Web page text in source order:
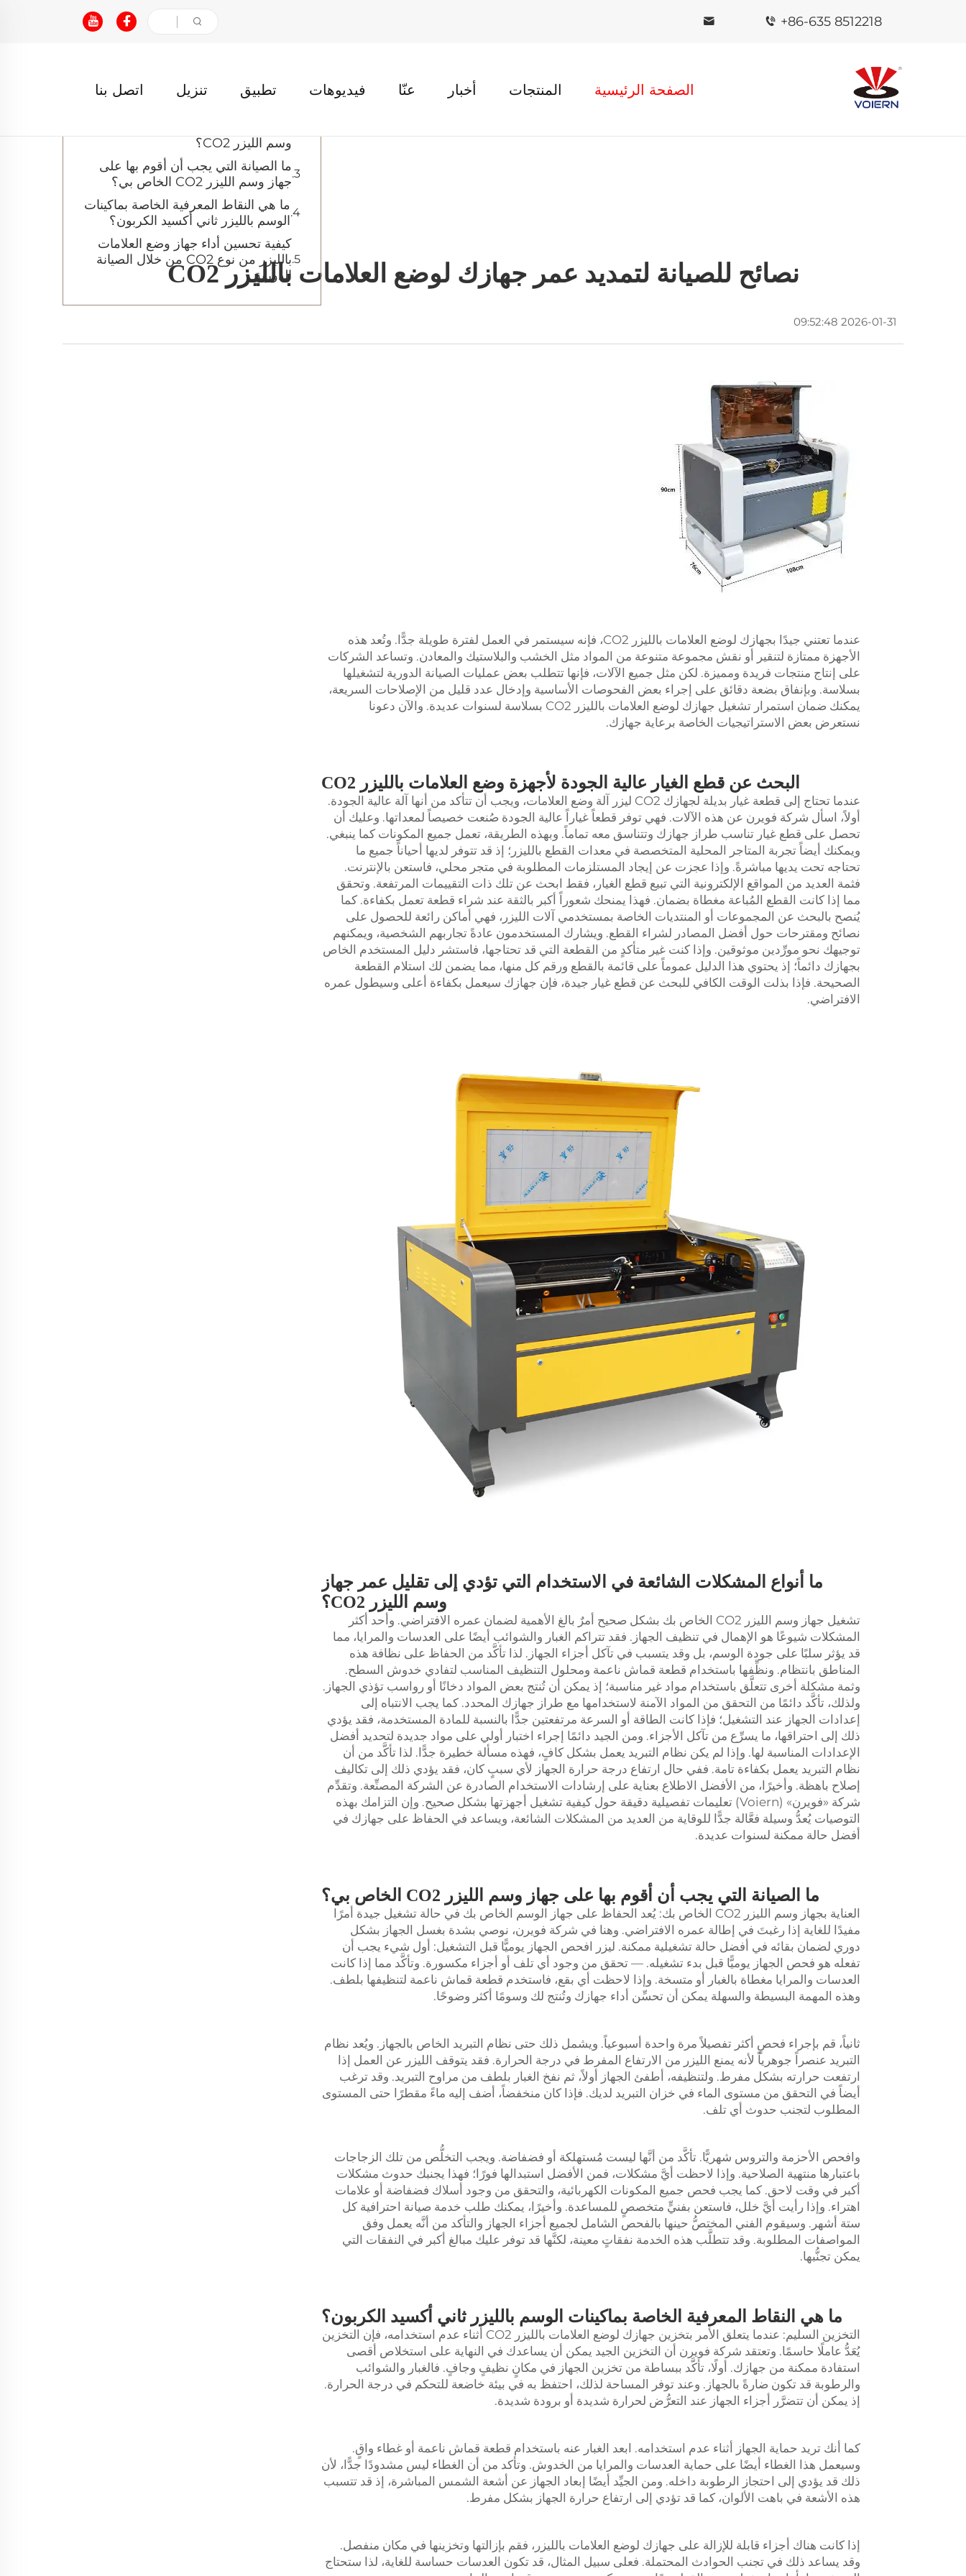
+86-635 8512218
الصفحة الرئيسية المنتجات أخبار عنّا فيديوهات تطبيق تنزيل اتصل بنا
نصائح للصيانة لتمديد عمر جهازك لوضع العلامات بالليزر CO2
2026-01-31 09:52:48
عندما تعتني جيدًا بجهازك لوضع العلامات بالليزر CO2، فإنه سيستمر في العمل لفترة طويلة جدًّا. وتُعد هذه
الأجهزة ممتازة لتنقير أو نقش مجموعة متنوعة من المواد مثل الخشب والبلاستيك والمعادن. وتساعد الشركات
على إنتاج منتجات فريدة ومميزة. لكن مثل جميع الآلات، فإنها تتطلب بعض عمليات الصيانة الدورية لتشغيلها
بسلاسة. وبإنفاق بضعة دقائق على إجراء بعض الفحوصات الأساسية وإدخال عدد قليل من الإصلاحات السريعة،
يمكنك ضمان استمرار تشغيل جهازك لوضع العلامات بالليزر CO2 بسلاسة لسنوات عديدة. والآن دعونا
نستعرض بعض الاستراتيجيات الخاصة برعاية جهازك.
البحث عن قطع الغيار عالية الجودة لأجهزة وضع العلامات بالليزر CO2
عندما تحتاج إلى قطعة غيار بديلة لجهازك CO2 ليزر
آلة وضع العلامات، ويجب أن تتأكد من أنها آلة عالية الجودة.
أولاً، اسأل شركة فويرن عن هذه الآلات. فهي توفر قطعاً غياراً عالية الجودة صُنعت خصيصاً لمعداتها. وعليك أن
تحصل على قطع غيار تناسب طراز جهازك وتتناسق معه تماماً. وبهذه الطريقة، تعمل جميع المكونات كما ينبغي.
ويمكنك أيضاً تجربة المتاجر المحلية المتخصصة في معدات القطع بالليزر؛ إذ قد تتوفر لديها أحياناً جميع ما
تحتاجه تحت يديها مباشرةً. وإذا عجزت عن إيجاد المستلزمات المطلوبة في متجر محلي، فاستعن بالإنترنت.
فثمة العديد من المواقع الإلكترونية التي تبيع قطع الغيار، فقط ابحث عن تلك ذات التقييمات المرتفعة. وتحقق
مما إذا كانت القطع المُباعة مغطاة بضمان. فهذا يمنحك شعوراً أكبر بالثقة عند شراء قطعة تعمل بكفاءة. كما
يُنصح بالبحث عن المجموعات أو المنتديات الخاصة بمستخدمي آلات الليزر، فهي أماكن رائعة للحصول على
نصائح ومقترحات حول أفضل المصادر لشراء القطع. ويشارك المستخدمون عادةً تجاربهم الشخصية، ويمكنهم
توجيهك نحو مورِّدين موثوقين. وإذا كنت غير متأكدٍ من القطعة التي قد تحتاجها، فاستشر دليل المستخدم الخاص
بجهازك دائماً؛ إذ يحتوي هذا الدليل عموماً على قائمة بالقطع ورقم كل منها، مما يضمن لك استلام القطعة
الصحيحة. فإذا بذلت الوقت الكافي للبحث عن قطع غيار جيدة، فإن جهازك سيعمل بكفاءة أعلى وسيطول عمره
الافتراضي.
ما أنواع المشكلات الشائعة في الاستخدام التي تؤدي إلى تقليل عمر جهاز
وسم الليزر CO2؟
تشغيل جهاز وسم الليزر CO2 الخاص بك بشكل صحيح أمرٌ بالغ الأهمية لضمان عمره الافتراضي. وأحد أكثر
المشكلات شيوعًا هو الإهمال في تنظيف الجهاز. فقد تتراكم الغبار والشوائب أيضًا على العدسات والمرايا، مما
قد يؤثر سلبًا على جودة الوسم، بل وقد يتسبب في تآكل أجزاء الجهاز. لذا تأكَّد من الحفاظ على نظافة هذه
المناطق بانتظام. ونظِّفها باستخدام قطعة قماش ناعمة ومحلول التنظيف المناسب لتفادي خدوش السطح.
وثمة مشكلة أخرى تتعلَّق باستخدام مواد غير مناسبة؛ إذ يمكن أن تُنتج بعض المواد دخانًا أو رواسب تؤذي الجهاز.
ولذلك، تأكَّد دائمًا من التحقق من المواد الآمنة لاستخدامها مع طراز جهازك المحدد. كما يجب الانتباه إلى
إعدادات الجهاز عند التشغيل؛ فإذا كانت الطاقة أو السرعة مرتفعتين جدًّا بالنسبة للمادة المستخدمة، فقد يؤدي
ذلك إلى احتراقها، ما يسرِّع من تآكل الأجزاء. ومن الجيد دائمًا إجراء اختبار أولي على مواد جديدة لتحديد أفضل
الإعدادات المناسبة لها. وإذا لم يكن نظام التبريد يعمل بشكل كافٍ، فهذه مسألة خطيرة جدًّا. لذا تأكَّد من أن
نظام التبريد يعمل بكفاءة تامة. ففي حال ارتفاع درجة حرارة الجهاز لأي سببٍ كان، فقد يؤدي ذلك إلى تكاليف
إصلاح باهظة. وأخيرًا، من الأفضل الاطلاع بعناية على إرشادات الاستخدام الصادرة عن الشركة المصنِّعة. وتقدِّم
شركة «فويرن» (Voiern) تعليمات تفصيلية دقيقة حول كيفية تشغيل أجهزتها بشكل صحيح. وإن التزامك بهذه
التوصيات يُعدُّ وسيلة فعَّالة جدًّا للوقاية من العديد من المشكلات الشائعة، ويساعد في الحفاظ على جهازك في
أفضل حالة ممكنة لسنوات عديدة.
ما الصيانة التي يجب أن أقوم بها على جهاز وسم الليزر CO2 الخاص بي؟
العناية بجهاز وسم الليزر CO2 الخاص بك: يُعد الحفاظ على جهاز الوسم الخاص بك في حالة تشغيل جيدة أمرًا
مفيدًا للغاية إذا رغبتَ في إطالة عمره الافتراضي. وهنا في شركة فويرن، نوصي بشدة بغسل الجهاز بشكل
دوري لضمان بقائه في أفضل حالة تشغيلية ممكنة. ليزر
افحص الجهاز يوميًّا قبل التشغيل: أول شيء يجب أن
تفعله هو فحص الجهاز يوميًّا قبل بدء تشغيله. — تحقق من وجود أي تلف أو أجزاء مكسورة. وتأكَّد مما إذا كانت
العدسات والمرايا مغطاة بالغبار أو متسخة. وإذا لاحظت أي بقع، فاستخدم قطعة قماش ناعمة لتنظيفها بلطف.
وهذه المهمة البسيطة والسهلة يمكن أن تحسِّن أداء جهازك وتُنتج لك وسومًا أكثر وضوحًا.
ثانياً، قم بإجراء فحصٍ أكثر تفصيلاً مرة واحدة أسبوعياً. ويشمل ذلك حتى نظام التبريد الخاص بالجهاز. ويُعد نظام
التبريد عنصراً جوهرياً لأنه يمنع الليزر من الارتفاع المفرط في درجة الحرارة. فقد يتوقف الليزر عن العمل إذا
ارتفعت حرارته بشكل مفرط. ولتنظيفه، أطفئ الجهاز أولاً، ثم نفخ الغبار بلطف من مراوح التبريد. وقد ترغب
أيضاً في التحقق من مستوى الماء في خزان التبريد لديك. فإذا كان منخفضاً، أضف إليه ماءً مقطرًا حتى المستوى
المطلوب لتجنب حدوث أي تلف.
وافحص الأحزمة والتروس شهريًّا. تأكَّد من أنَّها ليست مُستهلكة أو فضفاضة. ويجب التخلُّص من تلك الزجاجات
باعتبارها منتهية الصلاحية. وإذا لاحظت أيَّ مشكلات، فمن الأفضل استبدالها فورًا؛ فهذا يجنبك حدوث مشكلات
أكبر في وقت لاحق. كما يجب فحص جميع المكونات الكهربائية، والتحقق من وجود أسلاك فضفاضة أو علامات
اهتراء. وإذا رأيت أيَّ خلل، فاستعن بفنيٍّ متخصصٍ للمساعدة. وأخيرًا، يمكنك طلب خدمة صيانة احترافية كل
ستة أشهر. وسيقوم الفني المختصُّ حينها بالفحص الشامل لجميع أجزاء الجهاز والتأكد من أنَّه يعمل وفق
المواصفات المطلوبة. وقد تتطلَّب هذه الخدمة نفقاتٍ معينة، لكنَّها قد توفر عليك مبالغ أكبر في النفقات التي
يمكن تجنُّبها.
ما هي النقاط المعرفية الخاصة بماكينات الوسم بالليزر ثاني أكسيد الكربون؟
التخزين السليم: عندما يتعلق الأمر بتخزين جهازك لوضع العلامات بالليزر CO2 أثناء عدم استخدامه، فإن التخزين
يُعَدُّ عاملًا حاسمًا. وتعتقد شركة فويرن أن التخزين الجيد يمكن أن يساعدك في النهاية على استخلاص أقصى
استفادة ممكنة من جهازك. أولًا، تأكَّد ببساطة من تخزين الجهاز في مكانٍ نظيفٍ وجافٍ. فالغبار والشوائب
والرطوبة قد تكون ضارةً بالجهاز. وعند توفر المساحة لذلك، احتفظ به في بيئة خاضعة للتحكم في درجة الحرارة.
إذ يمكن أن تتضرَّر أجزاء الجهاز عند التعرُّض لحرارة شديدة أو برودة شديدة.
كما أنك تريد حماية الجهاز أثناء عدم استخدامه. ابعد الغبار عنه باستخدام قطعة قماش ناعمة أو غطاء واقٍ.
وسيعمل هذا الغطاء أيضًا على حماية العدسات والمرايا من الخدوش. وتأكد من أن الغطاء ليس مشدودًا جدًّا، لأن
ذلك قد يؤدي إلى احتجاز الرطوبة داخله. ومن الجيِّد أيضًا إبعاد الجهاز عن أشعة الشمس المباشرة، إذ قد تتسبب
هذه الأشعة في باهت الألوان، كما قد تؤدي إلى ارتفاع حرارة الجهاز بشكل مفرط.
إذا كانت هناك أجزاء قابلة للإزالة على جهازك لوضع العلامات بالليزر، فقم بإزالتها وتخزينها في مكان منفصل.
وقد يساعد ذلك في تجنب الحوادث المحتملة. فعلى سبيل المثال، قد تكون العدسات حساسة للغاية، لذا ستحتاج
لأجهزة وضع العلامات بالليزر CO2
وسم الليزر CO2؟
ما الصيانة التي يجب أن أقوم بها على
جهاز وسم الليزر CO2 الخاص بي؟
ما هي النقاط المعرفية الخاصة بماكينات
الوسم بالليزر ثاني أكسيد الكربون؟
كيفية تحسين أداء جهاز وضع العلامات
بالليزر من نوع CO2 من خلال الصيانة
الدورية